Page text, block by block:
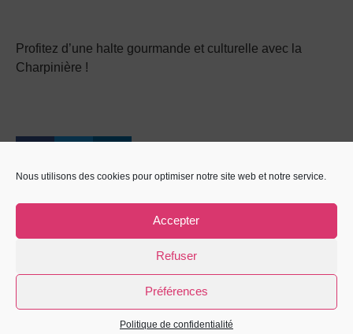
Nous utilisons des cookies pour optimiser notre site web et notre service.
Accepter
Refuser
Préférences
Politique de confidentialité
Profitez d’une halte gourmande et culturelle avec la
Charpinière !
Voyagez et visitez à prix réduit avec TER Auvergne Rhône-Alpes ! Visite virtuelle de la Maison de la Culture